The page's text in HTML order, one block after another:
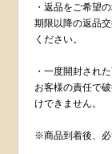
・返品をご希望
期限以降の返品
ください。
・一度開封され
お客様の責任で
けできません。
※商品到着後、必